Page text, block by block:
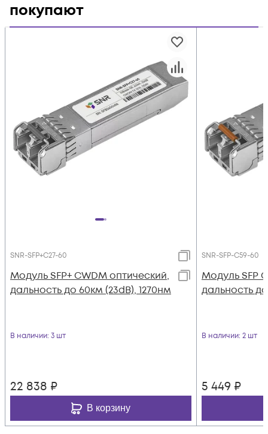
покупают
SNR-SFP+C27-60
Модуль SFP+ CWDM оптический,
дальность до 60км (23dB), 1270нм
В наличии: 3 шт
22 838 ₽
В корзину
SNR-SFP-C59-60
Модуль SFP
дальность
В наличии: 2 шт
5 449 ₽